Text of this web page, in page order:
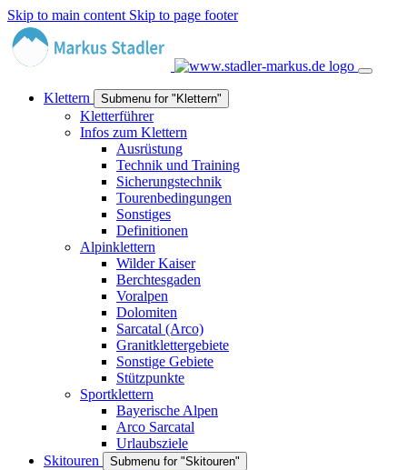
Skip to main content Skip to page footer
Klettern Submenu for "Klettern"
Kletterführer
Infos zum Klettern
Ausrüstung
Technik und Training
Sicherungstechnik
Tourenbedingungen
Sonstiges
Definitionen
Alpinklettern
Wilder Kaiser
Berchtesgaden
Voralpen
Dolomiten
Sarcatal (Arco)
Granitklettergebiete
Sonstige Gebiete
Stützpunkte
Sportklettern
Bayerische Alpen
Arco Sarcatal
Urlaubsziele
Skitouren
Submenu for "Skitouren"